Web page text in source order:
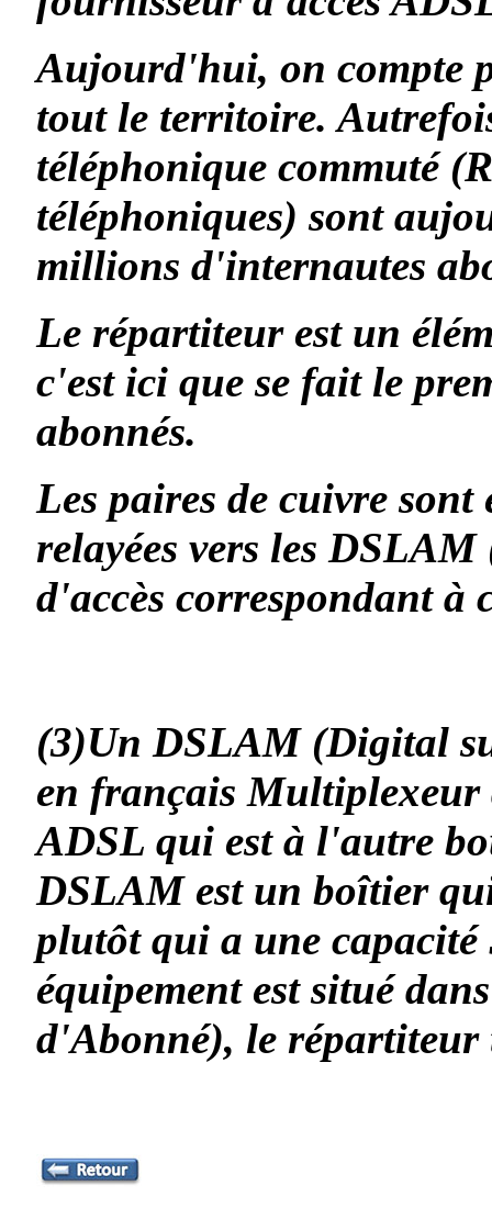
Aujourd'hui, on compte
tout le territoire.
téléphonique commuté
téléphoniques) sont
millions d'internautes
Le répartiteur est un
c'est ici que se fait le
abonnés.
Les paires de cuivre
relayées vers les DSLAM
d'accès correspondant à
(3)Un DSLAM (Digital
en français Multiplexeur
ADSL qui est à l'autre
DSLAM est un boîtier
plutôt qui a une capacité
équipement est situé
d'Abonné), le répartiteur